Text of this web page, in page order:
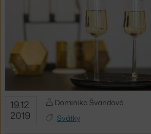
19.12.
2019
Dominika Švandová
Svátky